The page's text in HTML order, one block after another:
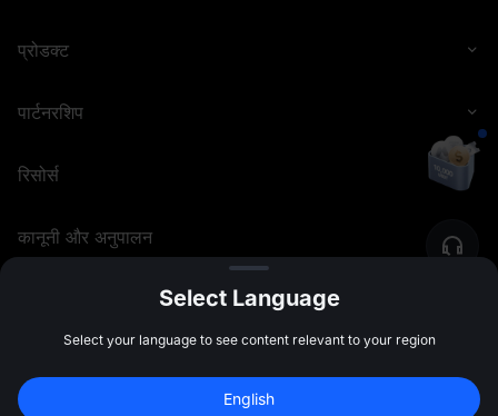
प्रोडक्ट
पार्टनरशिप
रिसोर्स
कानूनी और अनुपालन
©2026 MEXC.COM
10,000 USDT
Select Language
Select your language to see content relevant to your region
English